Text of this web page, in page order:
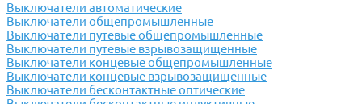
Выключатели автоматические
Выключатели общепромышленные
Выключатели путевые общепромышленные
Выключатели путевые взрывозащищенные
Выключатели концевые общепромышленные
Выключатели концевые взрывозащищенные
Выключатели бесконтактные оптические